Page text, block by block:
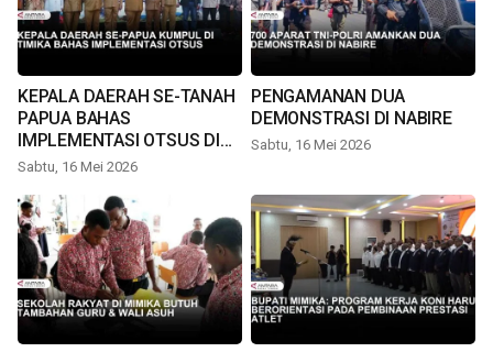
KEPALA DAERAH SE-TANAH
PAPUA BAHAS
IMPLEMENTASI OTSUS DI
TIMIKA
Sabtu, 16 Mei 2026
PENGAMANAN DUA
DEMONSTRASI DI NABIRE
Sabtu, 16 Mei 2026